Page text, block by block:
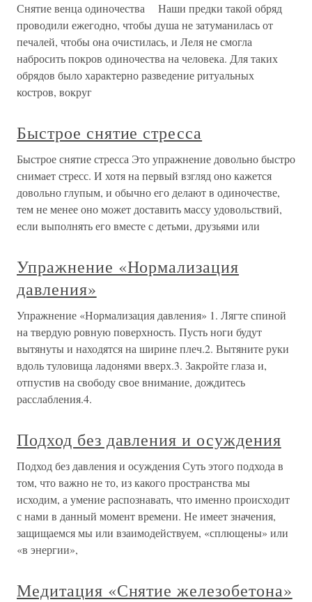
Снятие венца одиночества Наши предки такой обряд
проводили ежегодно, чтобы душа не затуманилась от
печалей, чтобы она очистилась, и Леля не смогла
набросить покров одиночества на человека. Для таких
обрядов было характерно разведение ритуальных
костров, вокруг
Быстрое снятие стресса
Быстрое снятие стресса Это упражнение довольно быстро
снимает стресс. И хотя на первый взгляд оно кажется
довольно глупым, и обычно его делают в одиночестве,
тем не менее оно может доставить массу удовольствий,
если выполнять его вместе с детьми, друзьями или
Упражнение «Нормализация
давления»
Упражнение «Нормализация давления» 1. Лягте спиной
на твердую ровную поверхность. Пусть ноги будут
вытянуты и находятся на ширине плеч.2. Вытяните руки
вдоль туловища ладонями вверх.3. Закройте глаза и,
отпустив на свободу свое внимание, дождитесь
расслабления.4.
Подход без давления и осуждения
Подход без давления и осуждения Суть этого подхода в
том, что важно не то, из какого пространства мы
исходим, а умение распознавать, что именно происходит
с нами в данный момент времени. Не имеет значения,
защищаемся мы или взаимодействуем, «сплющены» или
«в энергии»,
Медитация «Снятие железобетона»